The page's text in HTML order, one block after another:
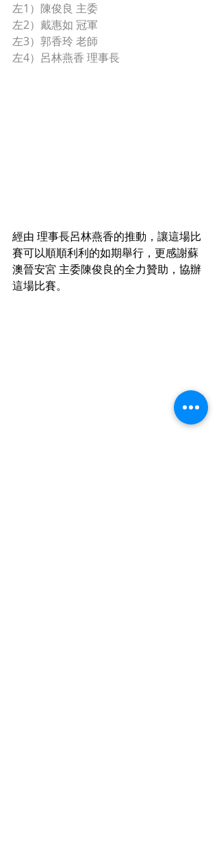
左1）陳俊良 主委
左2）戴惠如 冠軍
左3）郭香玲 老師
左4）呂林燕香 理事長
經由 理事長呂林燕香的推動，讓這場比
賽可以順順利利的如期舉行，更感謝蘇
澳晉安宮 主委陳俊良的全力贊助，協辦
這場比賽。